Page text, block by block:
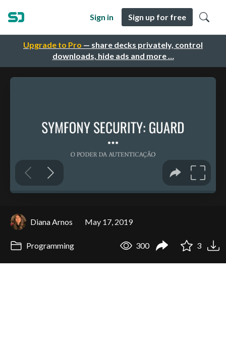
Upgrade to Pro — share decks privately, control
downloads, hide ads and more …
Sign in Sign up for free
Diana Arnos May 17, 2019
Programming 300 3